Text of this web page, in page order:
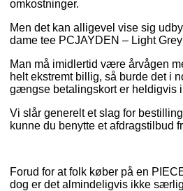
omkostninger.
Men det kan alligevel vise sig
dame tee PCJAYDEN – Light
Man må imidlertid være årvågen
helt ekstremt billig, så burde det i
gængse betalingskort er heldigvis
Vi slår generelt et slag for
kunne du benytte et afdragstilbud
Forud for at folk køber på en
dog er det almindeligvis ikke